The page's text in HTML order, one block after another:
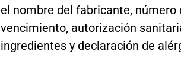
el nombre del fabricante, número
vencimiento, autorización
ingredientes y declaración de